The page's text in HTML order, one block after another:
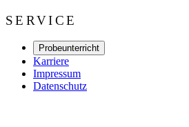
SERVICE
Probeunterricht
Karriere
Impressum
Datenschutz